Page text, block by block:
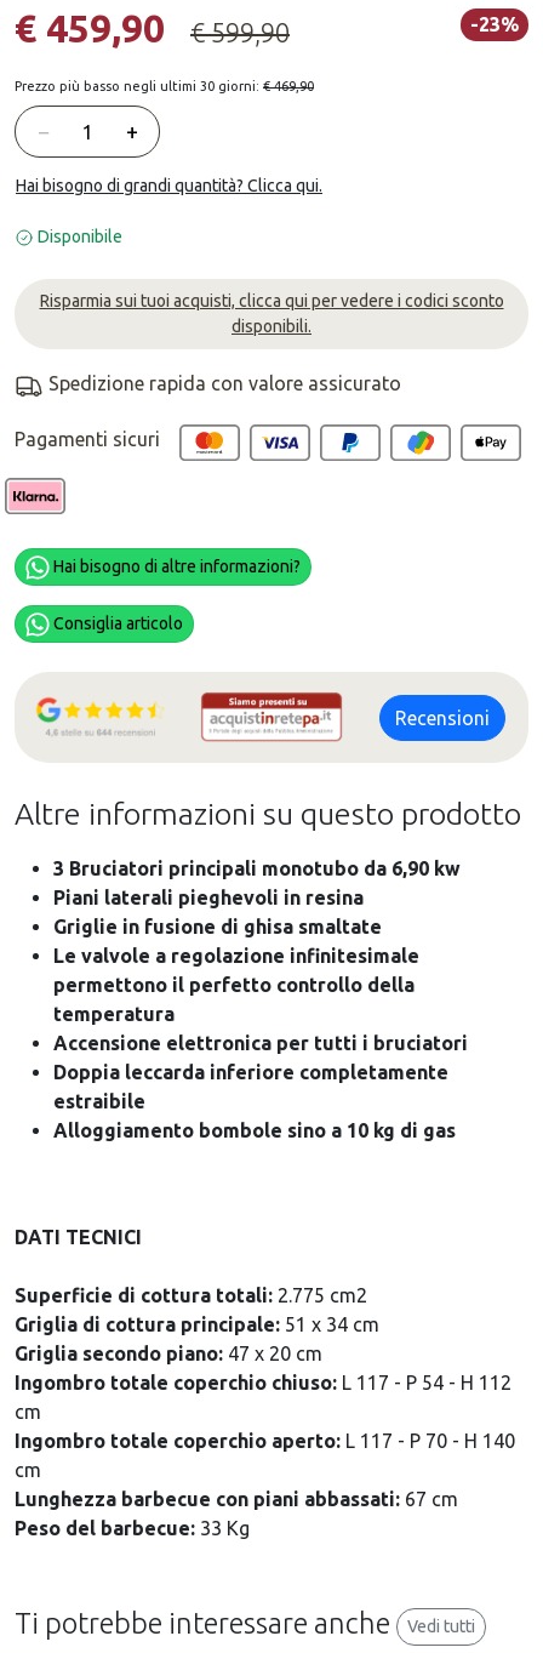
-23%
€ 459,90 € 599,90
Prezzo più basso negli ultimi 30 giorni: € 469,90
Quantità
− +
Hai bisogno di grandi quantità? Clicca qui.
Disponibile
Risparmia sui tuoi acquisti, clicca qui per vedere i codici sconto
disponibili.
Spedizione rapida con valore assicurato
Pagamenti sicuri
Hai bisogno di altre informazioni?
Consiglia articolo
Recensioni
Altre informazioni su questo prodotto
3 Bruciatori principali monotubo da 6,90 kw
Piani laterali pieghevoli in resina
Griglie in fusione di ghisa smaltate
Le valvole a regolazione infinitesimale
permettono il perfetto controllo della
temperatura
Accensione elettronica per tutti i bruciatori
Doppia leccarda inferiore completamente
estraibile
Alloggiamento bombole sino a 10 kg di gas
DATI TECNICI
Superficie di cottura totali: 2.775 cm2
Griglia di cottura principale: 51 x 34 cm
Griglia secondo piano: 47 x 20 cm
Ingombro totale coperchio chiuso: L 117 - P 54 - H 112
cm
Ingombro totale coperchio aperto: L 117 - P 70 - H 140
cm
Lunghezza barbecue con piani abbassati: 67 cm
Peso del barbecue: 33 Kg
Ti potrebbe interessare anche Vedi tutti